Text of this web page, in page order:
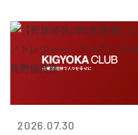
2026.07.30